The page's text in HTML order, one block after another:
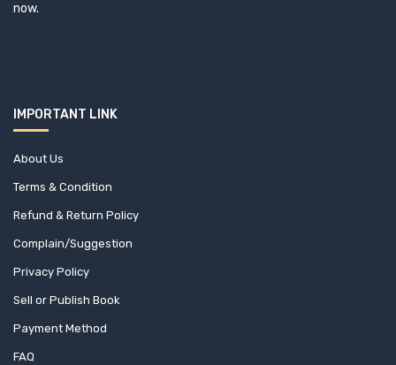
now.
IMPORTANT LINK
About Us
Terms & Condition
Refund & Return Policy
Complain/Suggestion
Privacy Policy
Sell or Publish Book
Payment Method
FAQ